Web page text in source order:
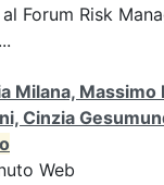
Forum Risk
Milana,
Cinzia
Web